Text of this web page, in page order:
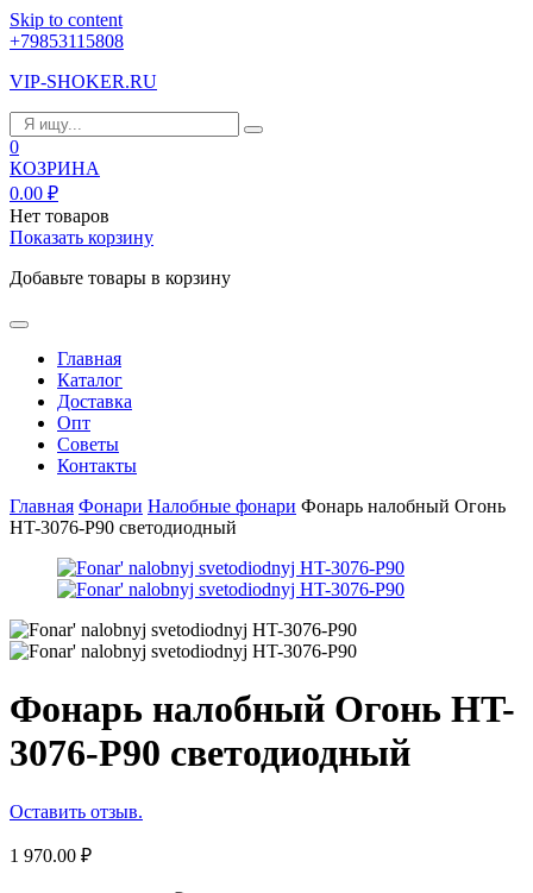
Skip to content
+79853115808
VIP-SHOKER.RU
0
КОЗРИНА
0.00 ₽
Нет товаров
Показать корзину
Добавьте товары в корзину
Главная
Каталог
Доставка
Опт
Советы
Контакты
Главная Фонари Налобные фонари Фонарь налобный Огонь
HT-3076-P90 светодиодный
Фонарь налобный Огонь HT-
3076-P90 светодиодный
Оставить отзыв.
1 970.00 ₽